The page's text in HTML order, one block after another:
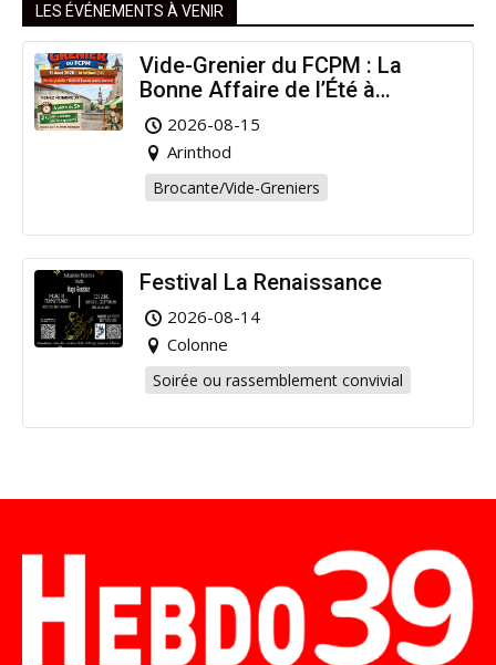
LES ÉVÉNEMENTS À VENIR
Vide-Grenier du FCPM : La
Bonne Affaire de l’Été à
Arinthod !
2026-08-15
Arinthod
Brocante/Vide-Greniers
Festival La Renaissance
2026-08-14
Colonne
Soirée ou rassemblement convivial